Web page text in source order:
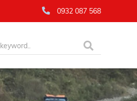
0932 087 568